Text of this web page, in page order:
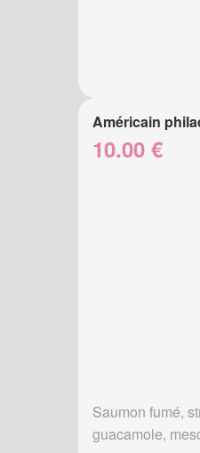
Américain
10.00 €
Saumon fumé,
guacamole,